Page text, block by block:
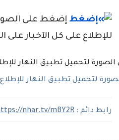
إضغط على
للإطلاع على كل الآخبار على
لتحميل تطبيق النهار للإطلاع
رابط دائم : nhar.tv/mBY2R